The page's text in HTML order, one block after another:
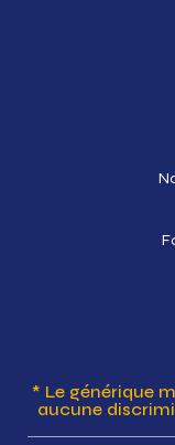
* Le générique
aucune